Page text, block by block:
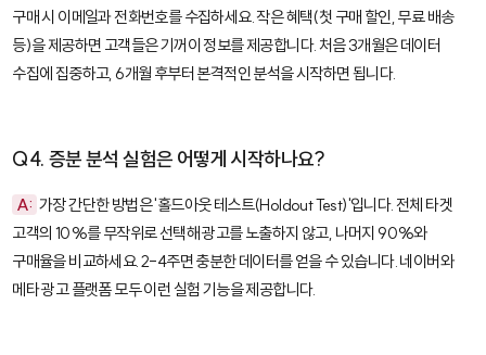
구매 시 이메일과 전화번호를 수집하세요. 작은 혜택(첫 구매 할인, 무료 배송
등)을 제공하면 고객들은 기꺼이 정보를 제공합니다. 처음 3개월은 데이터
수집에 집중하고, 6개월 후부터 본격적인 분석을 시작하면 됩니다.
Q4. 증분 분석 실험은 어떻게 시작하나요?
A: 가장 간단한 방법은 '홀드아웃 테스트(Holdout Test)'입니다. 전체 타겟
고객의 10%를 무작위로 선택해 광고를 노출하지 않고, 나머지 90%와
구매율을 비교하세요. 2-4주면 충분한 데이터를 얻을 수 있습니다. 네이버와
메타 광고 플랫폼 모두 이런 실험 기능을 제공합니다.